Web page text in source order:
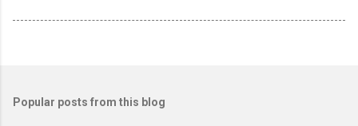
Popular posts from this blog